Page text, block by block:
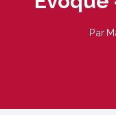
Par